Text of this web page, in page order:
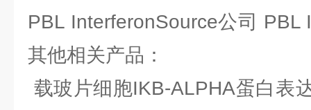
PBL InterferonSource公司 PBL
其他相关产品：
载玻片细胞IKB-ALPHA蛋白表